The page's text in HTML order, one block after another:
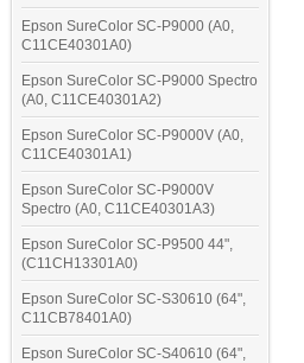
Epson SureColor SC-P9000 (A0,
C11CE40301A0)
Epson SureColor SC-P9000 Spectro
(A0, C11CE40301A2)
Epson SureColor SC-P9000V (A0,
C11CE40301A1)
Epson SureColor SC-P9000V
Spectro (A0, C11CE40301A3)
Epson SureColor SC-P9500 44",
(C11CH13301A0)
Epson SureColor SC-S30610 (64",
C11CB78401A0)
Epson SureColor SC-S40610 (64",